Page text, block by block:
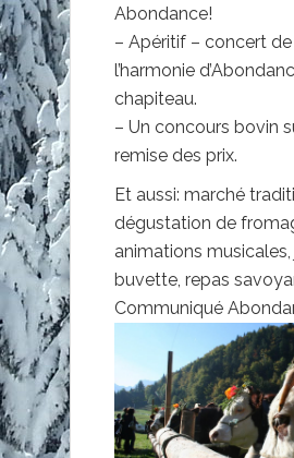
Abondance!
– Apéritif – concert de
l’harmonie
chapiteau.
– Un concours bovin
remise des prix.
Et aussi: marché
dégustation de
animations musicales,
buvette, repas
Communiqué